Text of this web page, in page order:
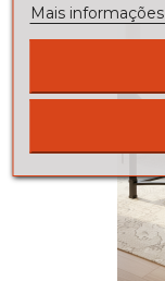
Mais informações